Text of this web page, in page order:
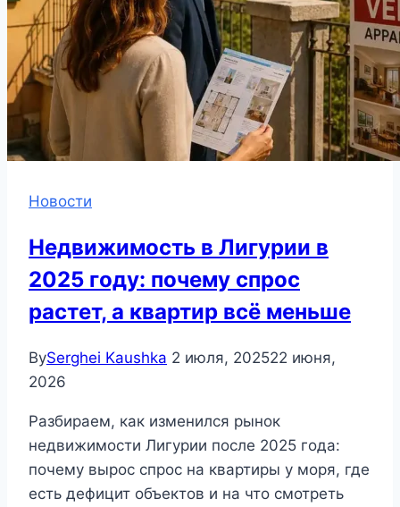
Новости
Недвижимость в Лигурии в
2025 году: почему спрос
растет, а квартир всё меньше
BySerghei Kaushka 2 июля, 202522 июня,
2026
Разбираем, как изменился рынок
недвижимости Лигурии после 2025 года:
почему вырос спрос на квартиры у моря, где
есть дефицит объектов и на что смотреть